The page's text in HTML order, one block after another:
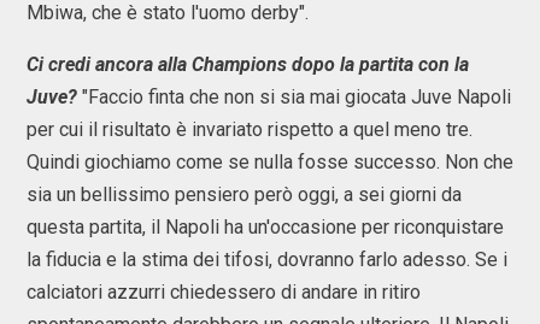
Mbiwa, che è stato l'uomo derby".
Ci credi ancora alla Champions dopo la partita con la
Juve? "Faccio finta che non si sia mai giocata Juve Napoli
per cui il risultato è invariato rispetto a quel meno tre.
Quindi giochiamo come se nulla fosse successo. Non che
sia un bellissimo pensiero però oggi, a sei giorni da
questa partita, il Napoli ha un'occasione per riconquistare
la fiducia e la stima dei tifosi, dovranno farlo adesso. Se i
calciatori azzurri chiedessero di andare in ritiro